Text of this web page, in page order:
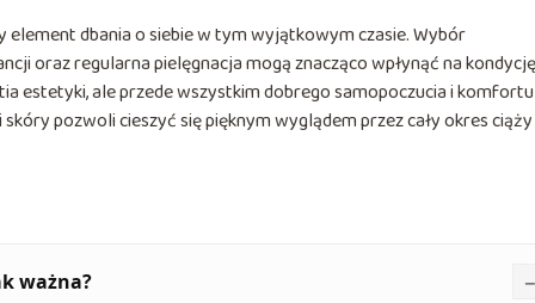
dbania o siebie w tym wyjątkowym czasie. Wybór
oraz regularna pielęgnacja mogą znacząco wpłynąć na kondycję
estetyki, ale przede wszystkim dobrego samopoczucia i komfortu
pozwoli cieszyć się pięknym wyglądem przez cały okres
ważna?